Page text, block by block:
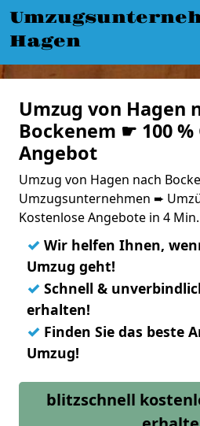
Hagen
Umzug von Hagen
Bockenem ☛ 100 %
Angebot
Umzug von Hagen nach
Umzugsunternehmen ➨
Kostenlose Angebote in 4 Min.
✓ Wir helfen Ihnen,
Umzug geht!
✓ Schnell &
erhalten!
✓ Finden Sie das beste
Umzug!
blitzschnell